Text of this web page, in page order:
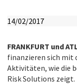
14/02/2017
FRANKFURT und
finanzieren sich mit
Aktivitäten, wie die
Risk Solutions zeigt.